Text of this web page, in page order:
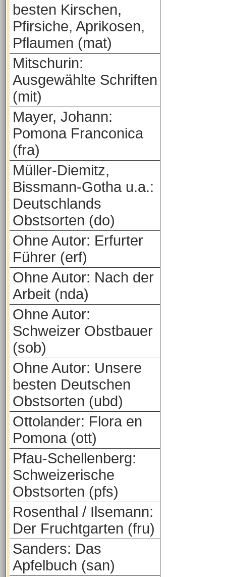
besten Kirschen,
Pfirsiche, Aprikosen,
Pflaumen (mat)
Mitschurin:
Ausgewählte Schriften
(mit)
Mayer, Johann:
Pomona Franconica
(fra)
Müller-Diemitz,
Bissmann-Gotha u.a.:
Deutschlands
Obstsorten (do)
Ohne Autor: Erfurter
Führer (erf)
Ohne Autor: Nach der
Arbeit (nda)
Ohne Autor:
Schweizer Obstbauer
(sob)
Ohne Autor: Unsere
besten Deutschen
Obstsorten (ubd)
Ottolander: Flora en
Pomona (ott)
Pfau-Schellenberg:
Schweizerische
Obstsorten (pfs)
Rosenthal / Ilsemann:
Der Fruchtgarten (fru)
Sanders: Das
Apfelbuch (san)